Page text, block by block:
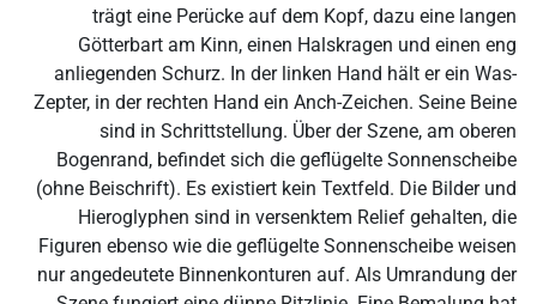
trägt eine Perücke auf dem Kopf, dazu eine langen
Götterbart am Kinn, einen Halskragen und einen eng
anliegenden Schurz. In der linken Hand hält er ein Was-
Zepter, in der rechten Hand ein Anch-Zeichen. Seine Beine
sind in Schrittstellung. Über der Szene, am oberen
Bogenrand, befindet sich die geflügelte Sonnenscheibe
(ohne Beischrift). Es existiert kein Textfeld. Die Bilder und
Hieroglyphen sind in versenktem Relief gehalten, die
Figuren ebenso wie die geflügelte Sonnenscheibe weisen
nur angedeutete Binnenkonturen auf. Als Umrandung der